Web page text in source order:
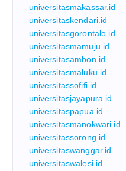
universitasmakassar.id
universitaskendari.id
universitasgorontalo.id
universitasmamuju.id
universitasambon.id
universitasmaluku.id
universitassofifi.id
universitasjayapura.id
universitaspapua.id
universitasmanokwari.id
universitassorong.id
universitaswanggar.id
universitaswalesi.id